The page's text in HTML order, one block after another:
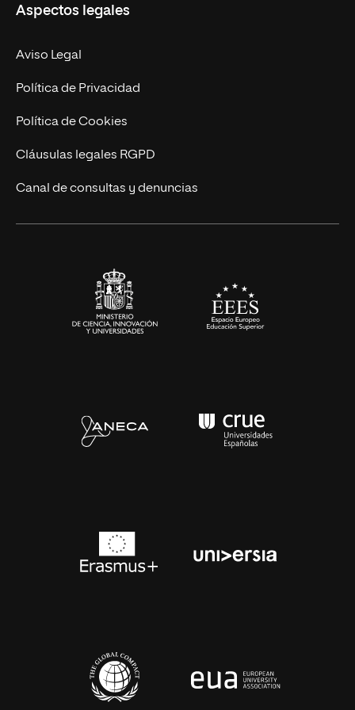
Doctorados
Experto Universitario
Postgrados
Cursos Universitarios
Facultades
Nuestro Equipo
Trabaja en UNIR
Actualidad
UNIR Revista
Eventos
Aspectos legales
Aviso Legal
Política de Privacidad
Política de Cookies
Cláusulas legales RGPD
Canal de consultas y denuncias